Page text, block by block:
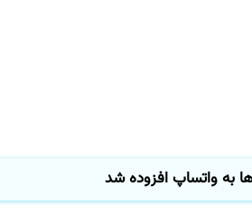
واتساپ افزوده شد